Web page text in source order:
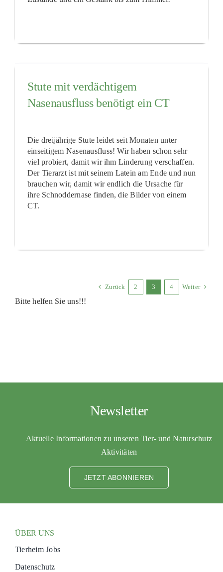
Stute mit verdächtigem
Nasenausfluss benötigt ein CT
Die dreijährige Stute leidet seit Monaten unter
einseitigem Nasenausfluss! Wir haben schon sehr
viel probiert, damit wir ihm Linderung verschaffen.
Der Tierarzt ist mit seinem Latein am Ende und nun
brauchen wir, damit wir endlich die Ursache für
ihre Schnoddernase finden, die Bilder von einem
CT.
Zurück 2 3 4 Weiter
Bitte helfen Sie uns!!!
Newsletter
Aktuelle Informationen zu unseren Tier- und Naturschutz
Aktivitäten
JETZT ABONNIEREN
ÜBER UNS
Tierheim Jobs
Datenschutz